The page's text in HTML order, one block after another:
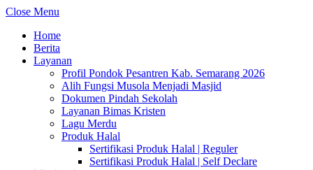
Close Menu
Home
Berita
Layanan
Profil Pondok Pesantren Kab. Semarang 2026
Alih Fungsi Musola Menjadi Masjid
Dokumen Pindah Sekolah
Layanan Bimas Kristen
Lagu Merdu
Produk Halal
Sertifikasi Produk Halal | Reguler
Sertifikasi Produk Halal | Self Declare